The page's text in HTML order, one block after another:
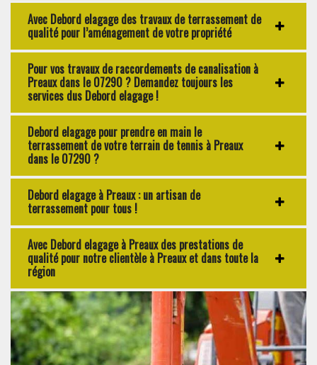
Avec Debord elagage des travaux de terrassement de
qualité pour l’aménagement de votre propriété
Pour vos travaux de raccordements de canalisation à
Preaux dans le 07290 ? Demandez toujours les
services dus Debord elagage !
Debord elagage pour prendre en main le
terrassement de votre terrain de tennis à Preaux
dans le 07290 ?
Debord elagage à Preaux : un artisan de
terrassement pour tous !
Avec Debord elagage à Preaux des prestations de
qualité pour notre clientèle à Preaux et dans toute la
région